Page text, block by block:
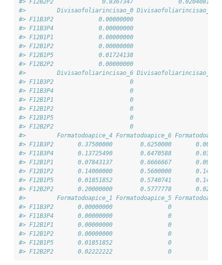
#> F12B2P2              0.8367347             0.02040816
#>         Divisaofoliarincisao_0 Divisaofoliarincisao_11
#> F11B3P2             0.00000000
#> F11B3P4             0.00000000
#> F12B1P1             0.00000000
#> F12B1P2             0.00000000
#> F12B1P5             0.01724138
#> F12B2P2             0.00000000
#>         Divisaofoliarincisao_6 Divisaofoliarincisao_7
#> F11B3P2                      0
#> F11B3P4                      0
#> F12B1P1                      0
#> F12B1P2                      0
#> F12B1P5                      0
#> F12B2P2                      0
#>         Formatodoapice_4 Formatodoapice_6
#> F11B3P2       0.37500000        0.6250000
#> F11B3P4       0.13725490        0.6470588
#> F12B1P1       0.07843137        0.6666667
#> F12B1P2       0.14000000        0.5600000
#> F12B1P5       0.01851852        0.5740741
#> F12B2P2       0.20000000        0.5777778
#>         Formatodoapice_1 Formatodoapice_5
#> F11B3P2       0.00000000                0
#> F11B3P4       0.00000000                0
#> F12B1P1       0.00000000                0
#> F12B1P2       0.00000000                0
#> F12B1P5       0.01851852                0
#> F12B2P2       0.02222222                0